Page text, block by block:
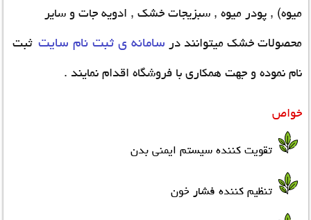
میوه) , پودر میوه , سبزیجات خشک , ادویه جات و سایر
محصولات خشک میتوانند درسامانه ی ثبت نام سایت ثبت
نام نموده و جهت همکاری با فروشگاه اقدام نمایند .
خواص
تقویت کننده سیستم ایمنی بدن
تنظیم کننده فشار خون